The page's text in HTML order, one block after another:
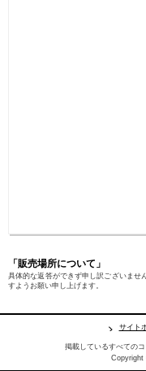
「販売場所について」
具体的な返答ができず申し訳ございませ
すようお願い申し上げます。
サイト
掲載しているすべての